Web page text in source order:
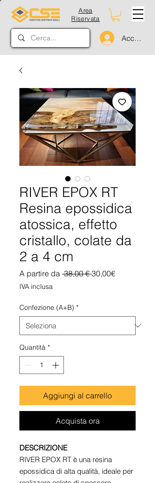
Area
Riservata
Accedi
RIVER EPOX RT
Resina epossidica
atossica, effetto
cristallo, colate da
2 a 4 cm
A partire da 38,00 € Prezzo
30,00€Prezzo
IVA inclusa
Confezione (A+B) *
Quantità *
Aggiungi al carrello
Acquista ora
DESCRIZIONE
RIVER EPOX RT è una resina
epossidica di alta qualità, ideale per